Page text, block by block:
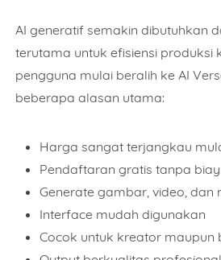
AI generatif semakin dibutuhkan
terutama untuk efisiensi produksi
pengguna mulai beralih ke AI
beberapa alasan utama:
Harga sangat terjangkau
Pendaftaran gratis tanpa
Generate gambar, video, dan
Interface mudah digunakan
Cocok untuk kreator maupun
Total
Date